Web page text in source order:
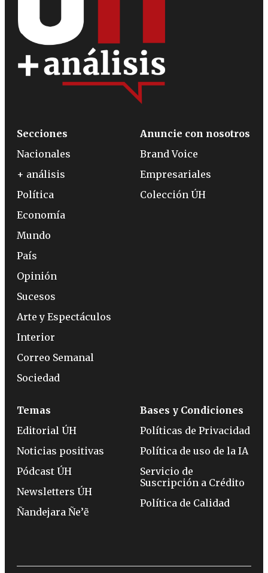
Secciones
Nacionales
+ análisis
Política
Economía
Mundo
País
Opinión
Sucesos
Arte y Espectáculos
Interior
Correo Semanal
Sociedad
Anuncie con nosotros
Brand Voice
Empresariales
Colección ÚH
Temas
Editorial ÚH
Noticias positivas
Pódcast ÚH
Newsletters ÚH
Ñandejara Ñe’ẽ
Bases y Condiciones
Políticas de Privacidad
Política de uso de la IA
Servicio de
Suscripción a Crédito
Política de Calidad